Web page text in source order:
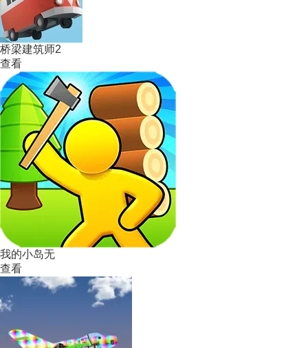
桥梁建筑师2
查看
我的小岛无
查看